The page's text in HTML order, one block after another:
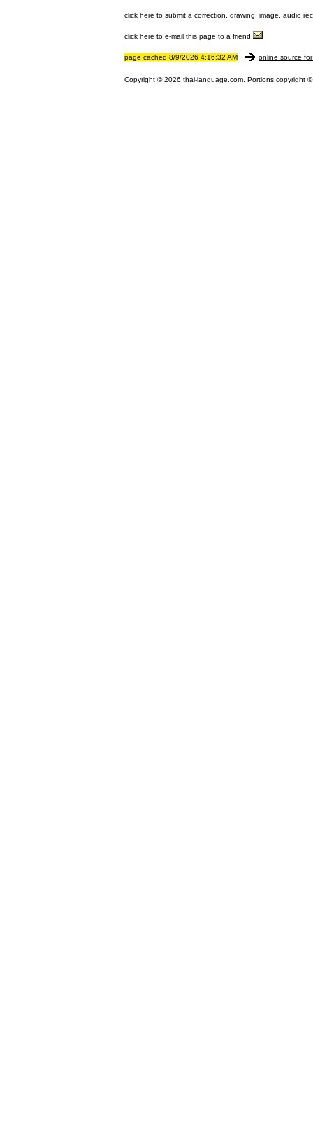
click here to submit a correction, drawing, image, audio
click here to e-mail this page to a friend
page cached 8/9/2026 4:16:32 AM online source
Copyright © 2026 thai-language.com. Portions copyright